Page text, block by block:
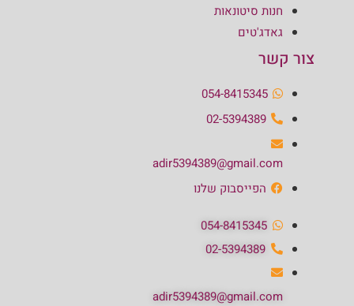
חנות סיטונאות
גאדג'טים
צור קשר
054-8415345
02-5394389
adir5394389@gmail.com
הפייסבוק שלנו
054-8415345
02-5394389
adir5394389@gmail.com